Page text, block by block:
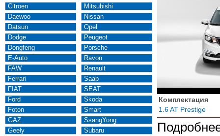
Citroen
Daewoo
Datsun
Dodge
Dongfeng
E-Auto
FAW
Ferrari
FIAT
Ford
Foton
GAZ
Geely
Mitsubishi
Nissan
Opel
Peugeot
Porsche
Ravon
Renault
Saab
SEAT
Skoda
Smart
SsangYong
Subaru
Комплектация
1.6 AT Prestige